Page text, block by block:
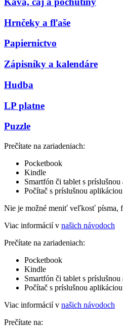
Hrnčeky a fľaše
Papiernictvo
Zápisníky a kalendáre
Hudba
LP platne
Puzzle
Prečítate na zariadeniach:
Pocketbook
Kindle
Smartfón či tablet s
Počítač s príslušnou aplikáciou
Nie je možné meniť veľkosť písma,
Viac informácií v našich návodoch
Prečítate na zariadeniach:
Pocketbook
Kindle
Smartfón či tablet s
Počítač s príslušnou aplikáciou
Viac informácií v našich návodoch
Prečítate na: